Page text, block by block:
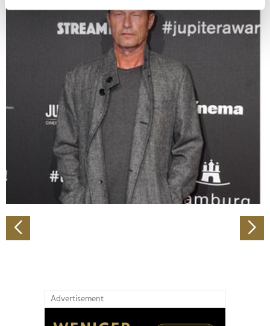
bestimmten Merkmalen (Fingerprinting) identifizieren
Erfahren Sie mehr darüber, wie Ihre persönlichen Daten
verarbeitet werden, und legen Sie Ihre Präferenzen im
Abschnitt Einzelheiten fest.
Wir verwenden Cookies, um Inhalte und Anzeigen zu
personalisieren, Funktionen für soziale Medien anbieten
zu können und die Zugriffe auf unsere Website zu
analysieren. Außerdem geben wir Informationen zu Ihrer
Verwendung unserer Website an unsere Partner für
soziale Medien, Werbung und Analysen weiter. Unsere
Partner führen diese Informationen möglicherweise mit
weiteren Daten zusammen, die Sie ihnen bereitgestellt
gesammelt haben.
Advertisement